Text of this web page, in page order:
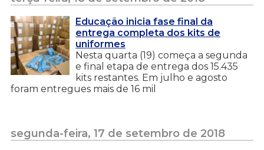
Educação inicia fase final da
entrega completa dos kits de
uniformes
Nesta quarta (19) começa a segunda
e final etapa de entrega dos 15.435
kits restantes. Em julho e agosto
foram entregues mais de 16 mil
segunda-feira, 17 de setembro de 2018